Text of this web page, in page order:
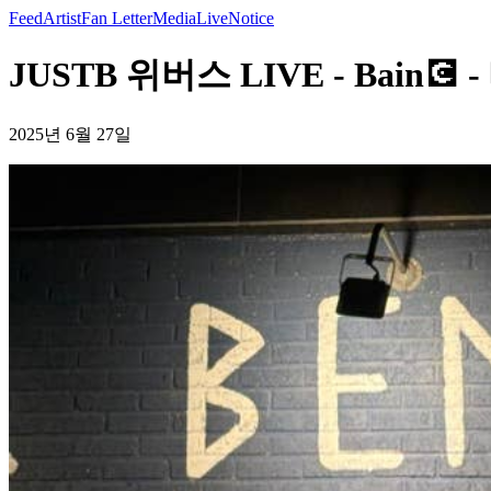
FeedArtistFan LetterMediaLiveNotice
JUSTB 위버스 LIVE - Bain💽 -
2025년 6월 27일